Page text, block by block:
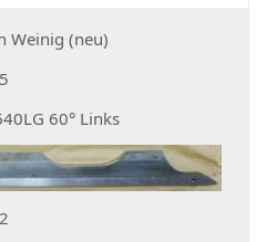
Weinig (neu)
60° Links